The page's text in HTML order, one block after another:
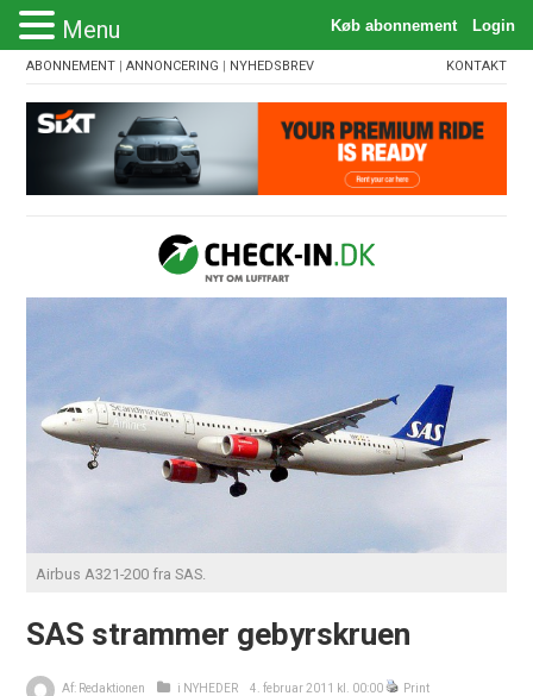
ABONNEMENT |ANNONCERING | NYHEDSBREV KONTAKT
Airbus A321-200 fra SAS.
SAS strammer gebyrskruen
Af: Redaktionen i NYHEDER 4. februar 2011 kl. 00:00 Print
Menu